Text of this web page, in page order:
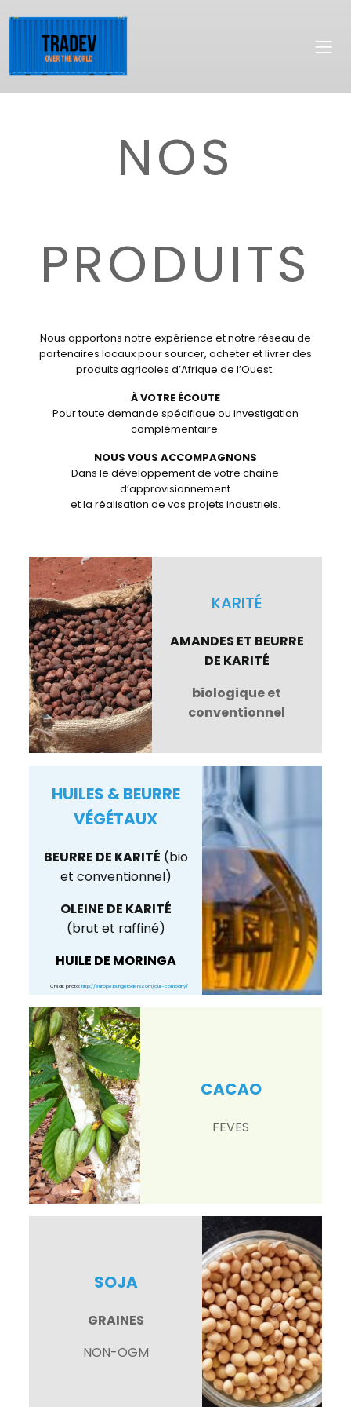
NOS
PRODUITS
Nous apportons notre expérience et notre réseau de
partenaires locaux pour sourcer, acheter et livrer des
produits agricoles d’Afrique de l’Ouest.
À VOTRE ÉCOUTE
Pour toute demande spécifique ou investigation
complémentaire.
NOUS VOUS ACCOMPAGNONS
Dans le développement de votre chaîne
d’approvisionnement
et la réalisation de vos projets industriels.
KARITÉ
AMANDES ET BEURRE
DE KARITÉ
biologique et
conventionnel
HUILES & BEURRE
VÉGÉTAUX
BEURRE DE KARITÉ (bio
et conventionnel)
OLEINE DE KARITÉ
(brut et raffiné)
HUILE DE MORINGA
Credit photo: http://europe.bungeloders.com/our-company/
CACAO
FEVES
SOJA
GRAINES
NON-OGM